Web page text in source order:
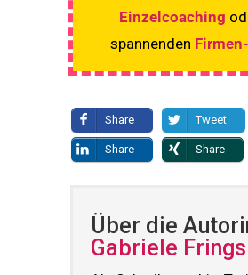
Einzelcoaching
spannenden
Share Tweet
Share Share
Über die
Gabriele Frings